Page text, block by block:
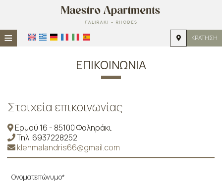
≡ ΚΡΆΤΗΣΗ
ΤΟΠΟΘΕΣΊΑ
ΖΉΤΗΣΗ
ΕΠΙΚΟΙΝΩΝΊΑ
Στοιχεία επικοινωνίας
Ερμού 16 - 85100 Φαληράκι
Τηλ. 6937228252
klenmalandris66@gmail.com